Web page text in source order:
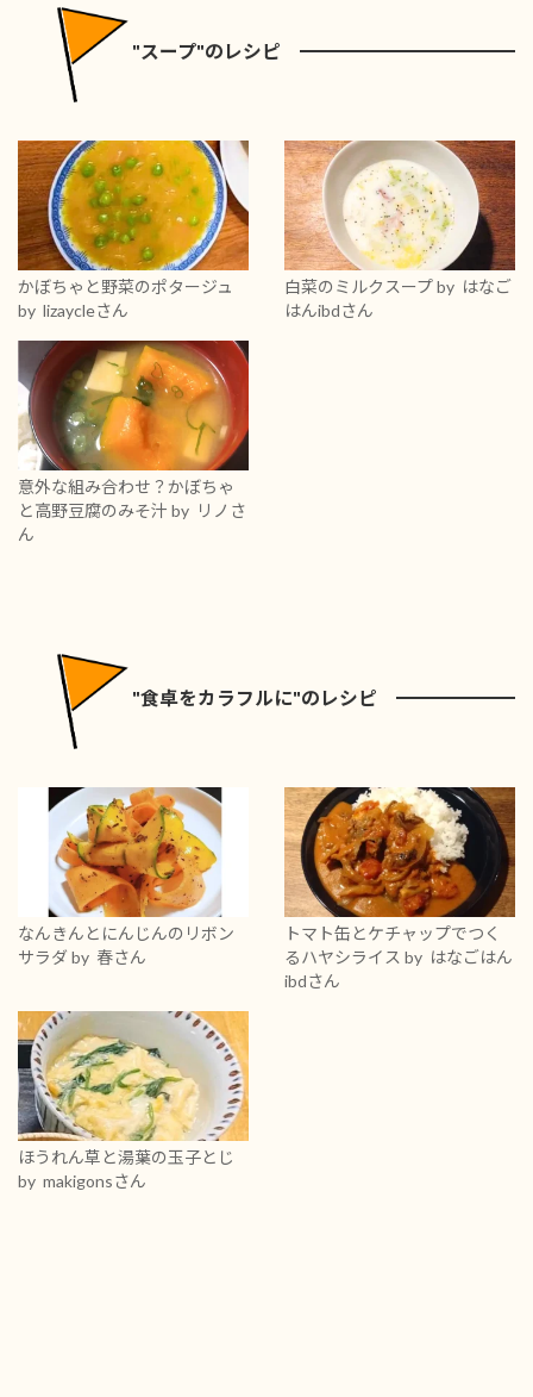
"スープ"のレシピ
かぼちゃと野菜のポタージュ
by lizaycleさん
白菜のミルクスープby はなご
はんibdさん
意外な組み合わせ？かぼちゃ
と高野豆腐のみそ汁 by リノさ
ん
"食卓をカラフルに"のレシピ
なんきんとにんじんのリボン
サラダ by 春さん
トマト缶とケチャップでつく
るハヤシライス by はなごはん
ibdさん
ほうれん草と湯葉の玉子とじ
by makigonsさん